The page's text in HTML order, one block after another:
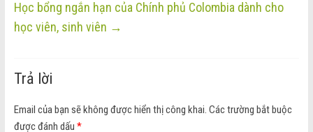
Học bổng ngắn hạn của Chính phủ Colombia dành cho
học viên, sinh viên →
Trả lời
Email của bạn sẽ không được hiển thị công khai. Các trường bắt buộc
được đánh dấu *